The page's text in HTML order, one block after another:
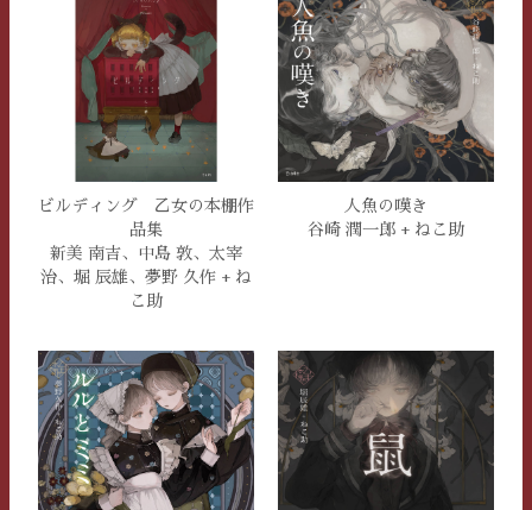
ビルディング 乙女の本棚作
品集
新美 南吉、中島 敦、太宰
治、堀 辰雄、夢野 久作 + ね
こ助
人魚の嘆き
谷崎 潤一郎 + ねこ助